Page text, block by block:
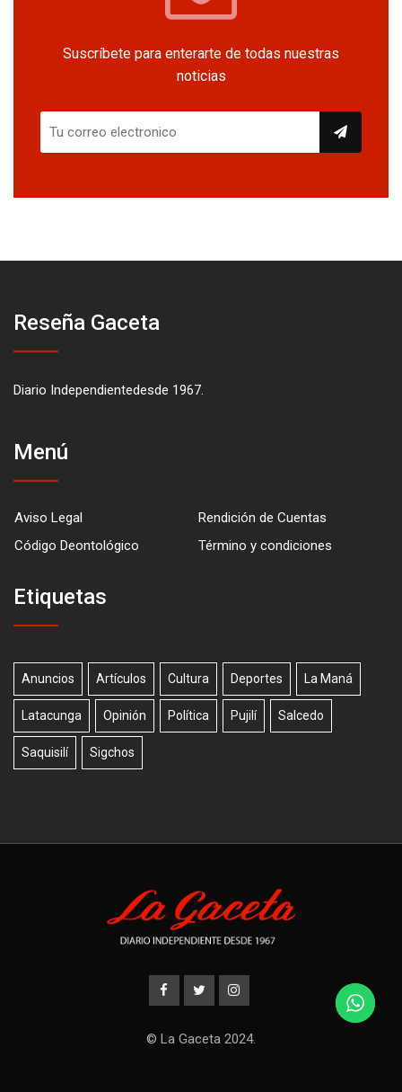
Suscríbete para enterarte de todas nuestras
noticias
Reseña Gaceta
Diario Independientedesde 1967.
Menú
Aviso Legal
Rendición de Cuentas
Código Deontológico
Término y condiciones
Etiquetas
Anuncios Artículos Cultura Deportes La Maná
Latacunga Opinión Política Pujilí Salcedo
Saquisilí Sigchos
© La Gaceta 2024.